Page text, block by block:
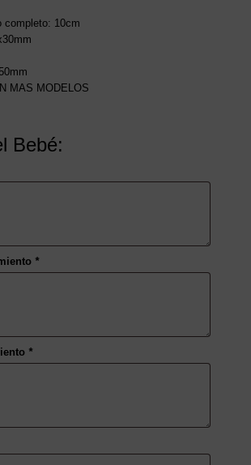
completo: 10cm
MAS MODELOS
Bebé:
*
*